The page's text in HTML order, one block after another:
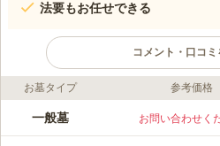
法要もお任せできる
コメント・口コミ
ライフドット編集部のコメント
鶴見川橋の近くにある、川のせ
お墓タイプ 参考価格
一般墓 お問い合わせく